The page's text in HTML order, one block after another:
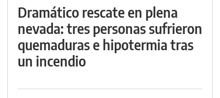
Dramático rescate en plena
nevada: tres personas sufrieron
quemaduras e hipotermia tras
un incendio